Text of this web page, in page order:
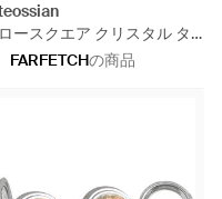
ースクエア クリスタル タ
ン - ホワイト
FARFETCHの商品